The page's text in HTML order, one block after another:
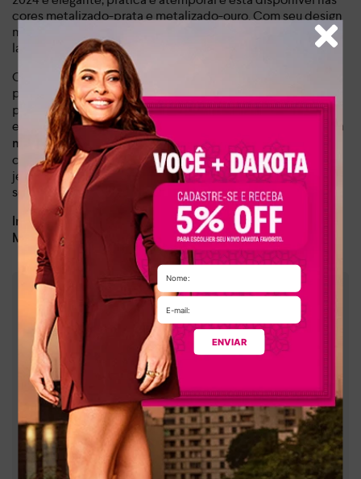
ENVIAR
cores metalizado-prata e metalizado-ouro. Com seu design
minimalista, ela é ideal para o dia a dia e para momentos de
lazer.
O destaque desse modelo está na parte frontal, formada
por
uma tira fina repleta de brilhos, juntamente com as
peças que envolvem os pés, trazendo sofisticação e
elegância aos looks. Além disso,
a sola rasteira proporciona
maior conforto ao caminhar. Versátil, ela pode ser
combinada com looks casuais, como saia jeans ou calça
jeans e blusa, vestidos estampados ou com looks mais
sociais, como calça de alfaiataria e camisa.
Indicado para: Dia a dia, lazer
Material:Sintético
Altura da sola :
Cor:
Referência Y7624-00007
País de origem:
Indústria Brasileira
NCM:64029990
GTIN:
Tamanho
7900132548278
Tamanho
7900132548285
Tamanho 35
7900132548292